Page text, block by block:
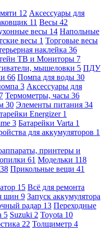
12 Аксессуары для
11 Весы 42
весы 14 Напольные
весы 1 Торговые весы
наклейка 36
ТВ и Мониторы 7
мышеловки 5 ПДУ
66 Помпа для воды 30
3 Аксессуары для
Термометры, часы 36
30 Элементы питания 34
Energizer 1
3 Батарейки Varta 1
для аккумуляторов 1
принтеры и
61 Модельки 118
38 Прикольные вещи 41
15 Всё для ремонта
шин 9 Запуск аккумулятора
радар 13 Переходные
5 Suzuki 2 Toyota 10
22 Толщиметр 4